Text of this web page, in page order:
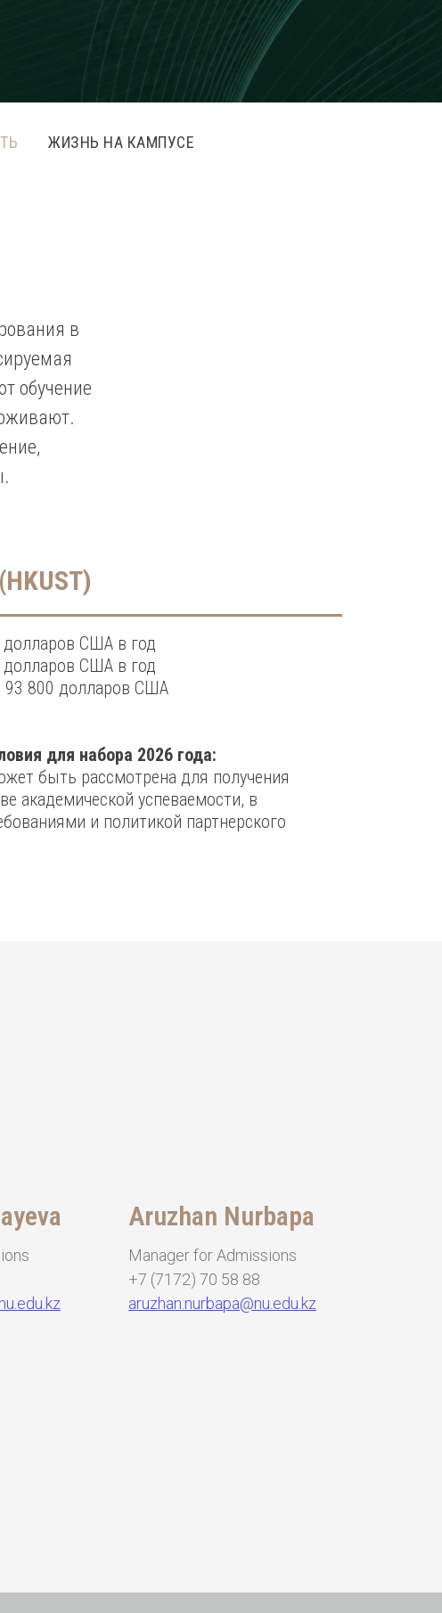
ЖИЗНЬ НА КАМПУСЕ
в
обучение
долларов США в год
долларов США в год
: 93 800 долларов США
для набора 2026 года:
быть рассмотрена для получения
академической успеваемости, в
и политикой партнерского
Aruzhan Nurbapa
Manager for Admissions
+7 (7172) 70 58 88
aruzhan.nurbapa@nu.edu.kz